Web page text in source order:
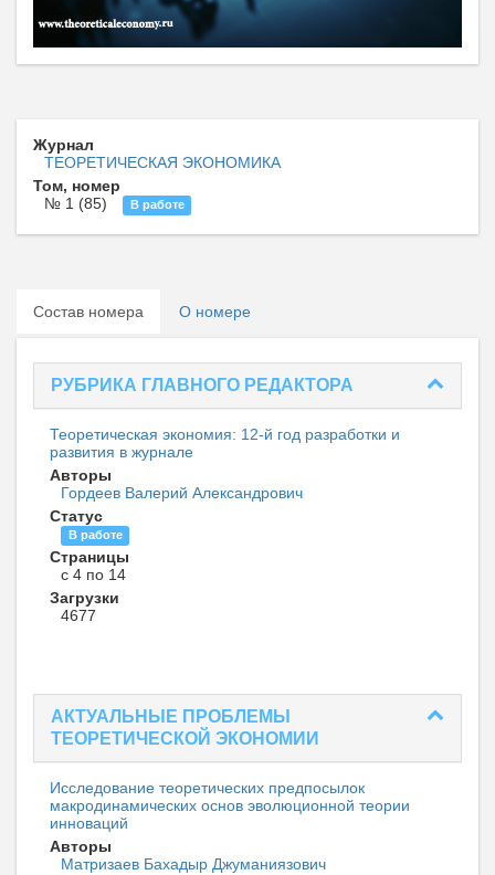
Журнал
ТЕОРЕТИЧЕСКАЯ ЭКОНОМИКА
Том, номер
№ 1 (85)
В работе
Состав номера О номере
РУБРИКА ГЛАВНОГО РЕДАКТОРА
Теоретическая экономия: 12-й год разработки и
развития в журнале
Авторы
Гордеев Валерий Александрович
Статус
В работе
Страницы
с 4 по 14
Загрузки
4677
АКТУАЛЬНЫЕ ПРОБЛЕМЫ
ТЕОРЕТИЧЕСКОЙ ЭКОНОМИИ
Исследование теоретических предпосылок
макродинамических основ эволюционной теории
инноваций
Авторы
Матризаев Бахадыр Джуманиязович